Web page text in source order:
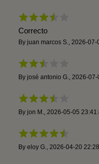
Correcto
By juan marcos S. 2026-07-
By josé antonio G. 2026-07-
By jon M. 2026-05-05
By eloy G. 2026-04-20